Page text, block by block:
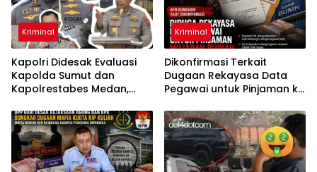
Kriminal
Kapolri Didesak Evaluasi
Kapolda Sumut dan
Kapolrestabes Medan,
Menindak Tegas Gudang
Solar Subsidi Napit dan
Dugong
Kriminal
Dikonfirmasi Terkait
Dugaan Rekayasa Data
Pegawai untuk Pinjaman ke
“AFN” Bungkam